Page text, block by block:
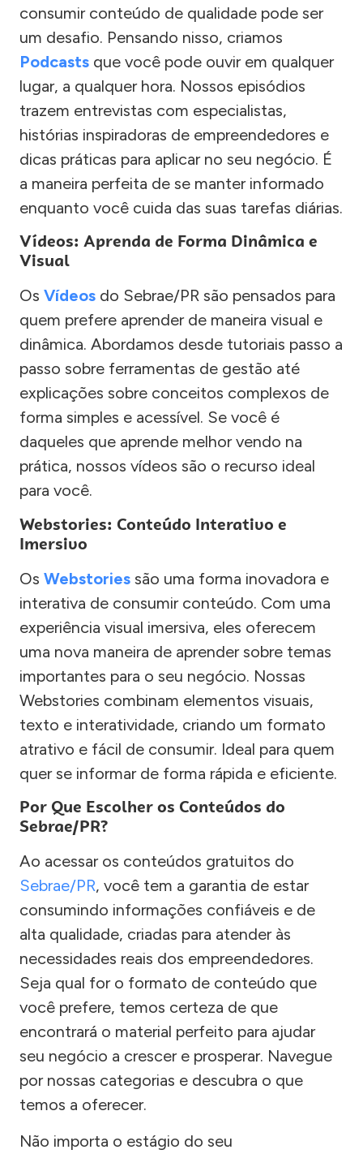
consumir conteúdo de qualidade pode ser
um desafio. Pensando nisso, criamos
Podcasts que você pode ouvir em qualquer
lugar, a qualquer hora. Nossos episódios
trazem entrevistas com especialistas,
histórias inspiradoras de empreendedores e
dicas práticas para aplicar no seu negócio. É
a maneira perfeita de se manter informado
enquanto você cuida das suas tarefas diárias.
Vídeos: Aprenda de Forma Dinâmica e
Visual
Os Vídeos do Sebrae/PR são pensados para
quem prefere aprender de maneira visual e
dinâmica. Abordamos desde tutoriais passo a
passo sobre ferramentas de gestão até
explicações sobre conceitos complexos de
forma simples e acessível. Se você é
daqueles que aprende melhor vendo na
prática, nossos vídeos são o recurso ideal
para você.
Webstories: Conteúdo Interativo e
Imersivo
Os Webstories são uma forma inovadora e
interativa de consumir conteúdo. Com uma
experiência visual imersiva, eles oferecem
uma nova maneira de aprender sobre temas
importantes para o seu negócio. Nossas
Webstories combinam elementos visuais,
texto e interatividade, criando um formato
atrativo e fácil de consumir. Ideal para quem
quer se informar de forma rápida e eficiente.
Por Que Escolher os Conteúdos do
Sebrae/PR?
Ao acessar os conteúdos gratuitos do
Sebrae/PR, você tem a garantia de estar
consumindo informações confiáveis e de
alta qualidade, criadas para atender às
necessidades reais dos empreendedores.
Seja qual for o formato de conteúdo que
você prefere, temos certeza de que
encontrará o material perfeito para ajudar
seu negócio a crescer e prosperar. Navegue
por nossas categorias e descubra o que
temos a oferecer.
Não importa o estágio do seu